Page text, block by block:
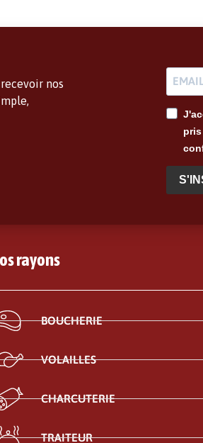
nos
rayons
BOUCHERIE
VOLAILLES
CHARCUTERIE
TRAITEUR